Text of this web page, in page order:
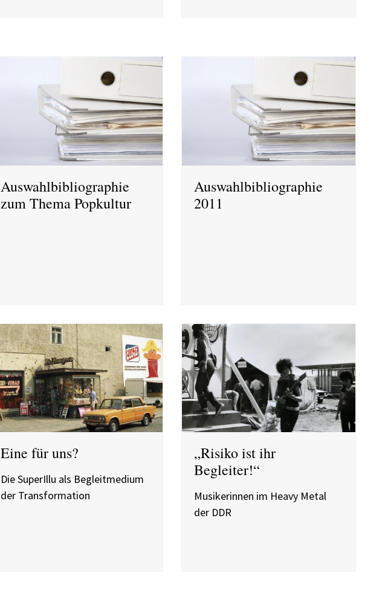
Auswahlbibliographie
zum Thema Popkultur
Auswahlbibliographie
2011
Eine für uns?
Die SuperIllu als Begleitmedium
der Transformation
„Risiko ist ihr
Begleiter!“
Musikerinnen im Heavy Metal
der DDR